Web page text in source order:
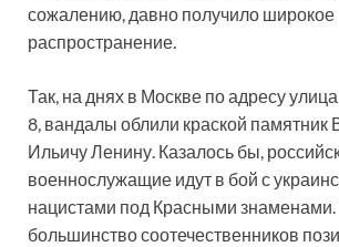
сожалению, давно получило широкое
распространение.
Так, на днях в Москве по адресу
8, вандалы облили краской памятник
Ильичу Ленину. Казалось бы,
военнослужащие идут в бой с
нацистами под Красными
большинство соотечественников